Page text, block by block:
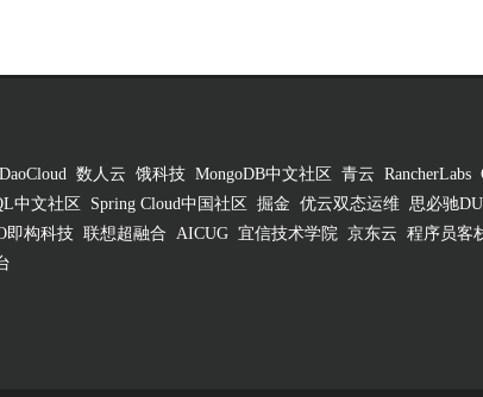
DaoCloud 数人云 饿科技 MongoDB中文社区 青云 RancherLabs
中文社区 Spring Cloud中国社区 掘金 优云双态运维 思必驰
即构科技 联想超融合 AICUG 宜信技术学院 京东云 程序员客